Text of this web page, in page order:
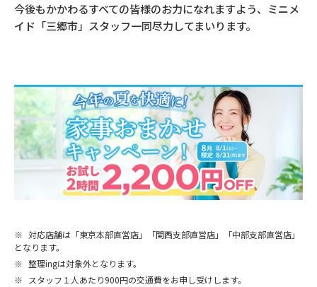
今後もかかわるすべての皆様のお力になれますよう、ミニメ
イド「三郷市」スタッフ一同尽力してまいります。
※ 対応店舗は「東京本部直営店」「関西支部直営店」「中部支部直営店」
となります。
※ 整理ingは対象外となります。
※
スタッフ１人あたり900円の交通費をお申し受けします。